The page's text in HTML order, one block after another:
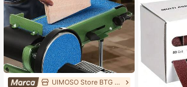
UIMOSO Store BTG EU